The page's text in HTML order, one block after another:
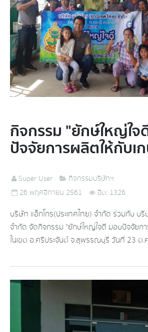
กิจกรรม "ยักษ์ใหญ่ใจ
ปัจจัยการผลิตให้กับเ
Super User
กิจกรรมบริษัทฯ
26 พฤศจิกายน 2561
ฮิต: 1326
บริษัท แอ็กโกร(ประเทศไทย) จำกัด ร่วมกับ บริ
จำกัด จัดกิจกรรม "ยักษ์ใหญ่ใจดี มอบปัจจัยก
ในเขต อ.ศรีประจันต์ จ.สุพรรณบุรี วันที่ 23 ต.